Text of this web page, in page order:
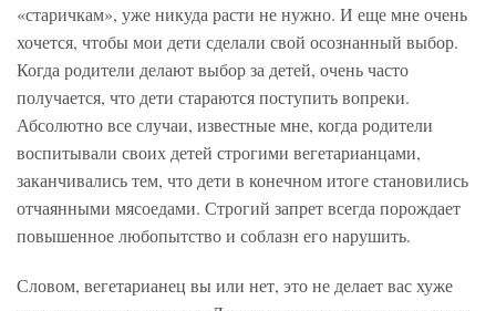
«старичкам», уже никуда расти не нужно. И еще мне очень
хочется, чтобы мои дети сделали свой осознанный выбор.
Когда родители делают выбор за детей, очень часто
получается, что дети стараются поступить вопреки.
Абсолютно все случаи, известные мне, когда родители
воспитывали своих детей строгими вегетарианцами,
заканчивались тем, что дети в конечном итоге становились
отчаянными мясоедами. Строгий запрет всегда порождает
повышенное любопытство и соблазн его нарушить.
Словом, вегетарианец вы или нет, это не делает вас хуже